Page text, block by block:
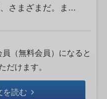
さまざまだ。ま...
（無料会員）になると
だけます。
を読む